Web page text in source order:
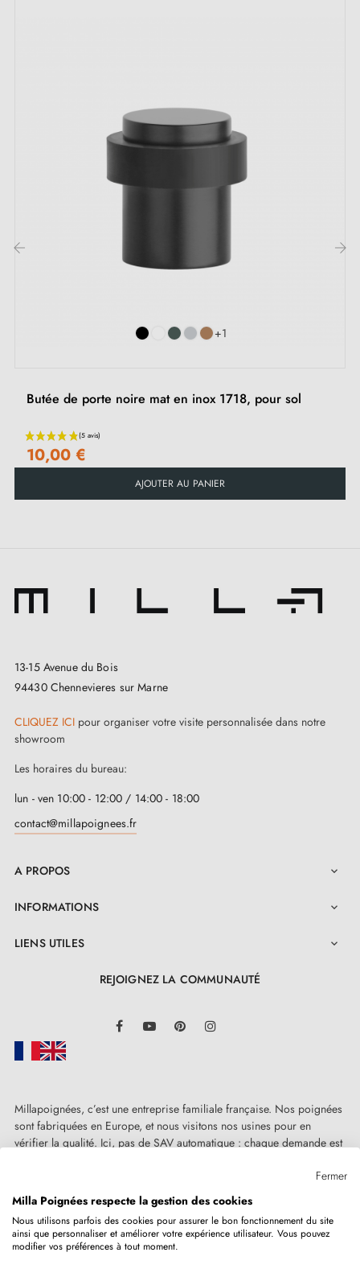
+1
Butée de porte noire mat en inox 1718, pour sol
10,00 €
AJOUTER AU PANIER
13-15 Avenue du Bois
94430 Chennevieres sur Marne
CLIQUEZ ICI pour organiser votre visite personnalisée dans notre
showroom
Les horaires du bureau:
lun - ven 10:00 - 12:00 / 14:00 - 18:00
contact@millapoignees.fr
A PROPOS 
INFORMATIONS 
LIENS UTILES 
REJOIGNEZ LA COMMUNAUTÉ
FacebookYouTube Pinterest
Millapoignées, c’est une entreprise familiale française. Nos poignées
sont fabriquées en Europe, et nous visitons nos usines pour en
vérifier la qualité. Ici, pas de SAV automatique : chaque demande est
Copyright © 2026MILLA POIGNEESTous droits réservés.
Fermer
Milla Poignées respecte la gestion des cookies
Nous utilisons parfois des cookies pour assurer le bon fonctionnement du site
ainsi que personnaliser et améliorer votre expérience utilisateur. Vous pouvez
modifier vos préférences à tout moment.